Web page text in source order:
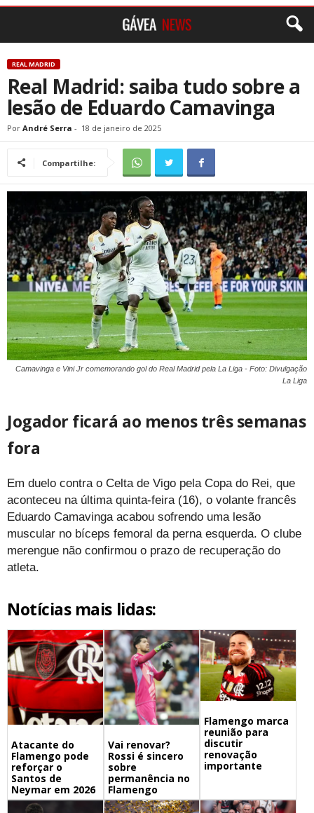
REAL MADRID
Real Madrid: saiba tudo sobre a
lesão de Eduardo Camavinga
Por André Serra - 18 de janeiro de 2025
Compartilhe:
Camavinga e Vini Jr comemorando gol do Real Madrid pela La Liga - Foto: Divulgação
La Liga
Jogador ficará ao menos três semanas
fora
Em duelo contra o Celta de Vigo pela Copa do Rei, que
aconteceu na última quinta-feira (16), o volante francês
Eduardo Camavinga acabou sofrendo uma lesão
muscular no bíceps femoral da perna esquerda. O clube
merengue não confirmou o prazo de recuperação do
atleta.
Notícias mais lidas:
Atacante do
Flamengo pode
reforçar o
Santos de
Neymar em 2026
Vai renovar?
Rossi é sincero
sobre
permanência no
Flamengo
Flamengo marca
reunião para
discutir
renovação
importante